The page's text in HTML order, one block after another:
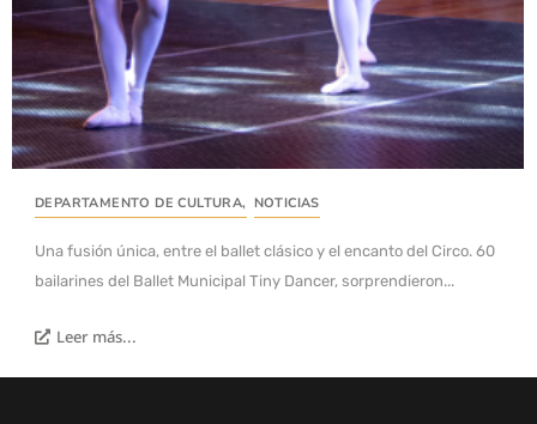
DEPARTAMENTO DE CULTURA, NOTICIAS
Una fusión única, entre el ballet clásico y el encanto del Circo. 60
bailarines del Ballet Municipal Tiny Dancer, sorprendieron...
Leer más...